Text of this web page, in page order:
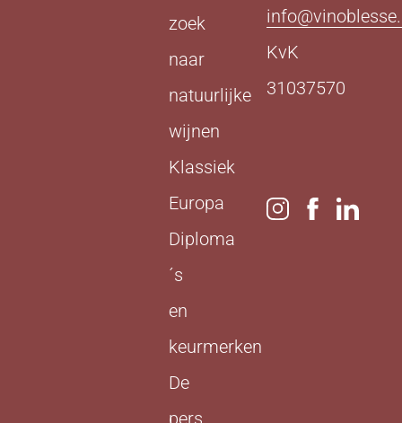
zoek
naar
natuurlijke
wijnen
Klassiek
Europa
Diploma
´s
en
keurmerken
De
pers
KvK
31037570